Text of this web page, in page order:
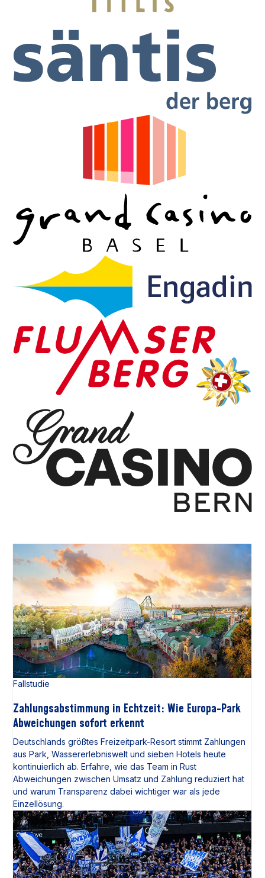
Fallstudie
Zahlungsabstimmung in Echtzeit: Wie Europa-Park
Abweichungen sofort erkennt
Deutschlands größtes Freizeitpark-Resort stimmt Zahlungen
aus Park, Wassererlebniswelt und sieben Hotels heute
kontinuierlich ab. Erfahre, wie das Team in Rust
Abweichungen zwischen Umsatz und Zahlung reduziert hat
und warum Transparenz dabei wichtiger war als jede
Einzellösung.